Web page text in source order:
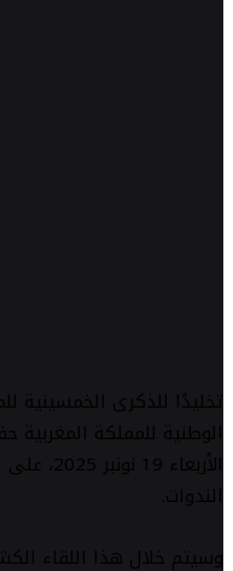
تخليدًا للذكرى الخمسينية
الوطنية للمملكة
الندوات.
وسيتم خلال هذا اللقاء